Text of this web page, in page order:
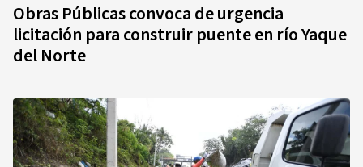
Obras Públicas convoca de urgencia
licitación para construir puente en río Yaque
del Norte